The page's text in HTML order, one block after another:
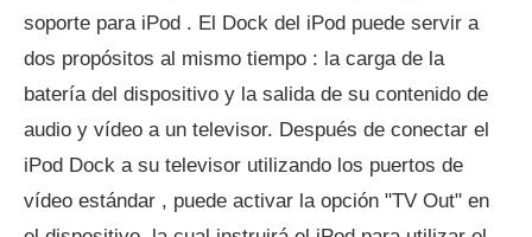
soporte para iPod . El Dock del iPod puede servir a
dos propósitos al mismo tiempo : la carga de la
batería del dispositivo y la salida de su contenido de
audio y vídeo a un televisor. Después de conectar el
iPod Dock a su televisor utilizando los puertos de
vídeo estándar , puede activar la opción "TV Out" en